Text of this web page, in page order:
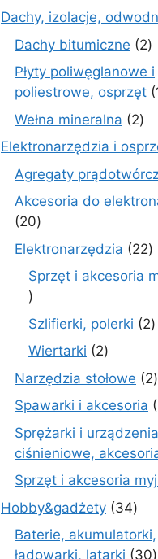
produkty
Dachy, izolacje,
Dachy bitumiczne 22
Płyty poliwęglanowe i
poliestrowe, osprzęt
Wełna mineralna 22
Elektronarzędzia i
Agregaty
Akcesoria do
2020
produktów
Elektronarzędzia 2222
Sprzęt i akcesoria
2
produkty
Szlifierki, polerki 22
Wiertarki 22
produkty
Narzędzia stołowe 22
Spawarki i akcesoria
Sprężarki i urządzenia
ciśnieniowe,
Sprzęt i akcesoria
Hobby&gadżety 3434
Baterie, akumulatorki,
ładowarki, latarki
30